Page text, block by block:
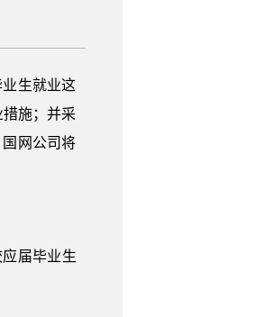
生就业这
施；并采
网公司将
届毕业生